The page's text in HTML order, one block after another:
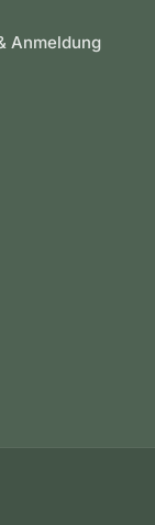
Anmeldung